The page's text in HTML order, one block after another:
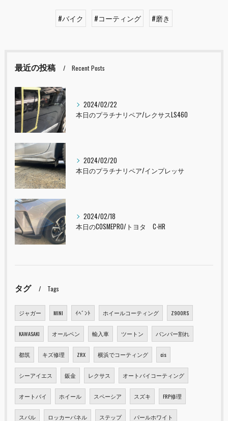
#バイク #コーティング #磨き
最近の投稿 Recent Posts
2024/02/22
本日のプラチナリペア/レクサスLS460
2024/02/20
本日のプラチナリペア/インプレッサ
2024/02/18
本日のCOSMEPRO/トヨタ C-HR
タグ Tags
ジャガー MINI ｲﾍﾞﾝﾄ ホイールコーティング Z900RS
KAWASAKI オールペン 輸入車 ツートン バンパー割れ
都筑 キズ修理 ZRX 横浜でコーティング cis
シーアイエス 鈑金 レクサス オートバイコーティング
オートバイ ホイール スペーシア スズキ FRP修理
スバル ロッカーパネル ステップ パールホワイト